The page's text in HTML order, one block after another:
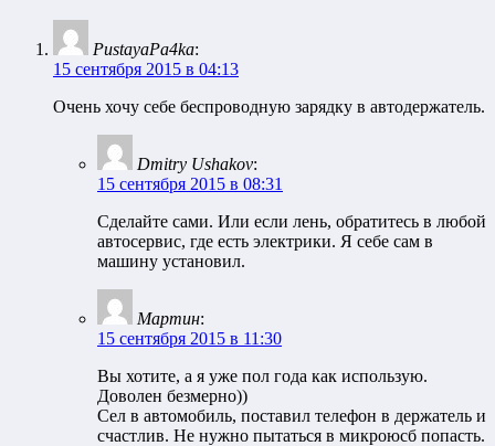
PustayaPa4ka:
15 сентября 2015 в 04:13
Очень хочу себе беспроводную зарядку в автодержатель.
Dmitry Ushakov:
15 сентября 2015 в 08:31
Сделайте сами. Или если лень, обратитесь в любой
автосервис, где есть электрики. Я себе сам в
машину установил.
Мартин:
15 сентября 2015 в 11:30
Вы хотите, а я уже пол года как использую.
Доволен безмерно))
Сел в автомобиль, поставил телефон в держатель и
счастлив. Не нужно пытаться в микроюсб попасть.